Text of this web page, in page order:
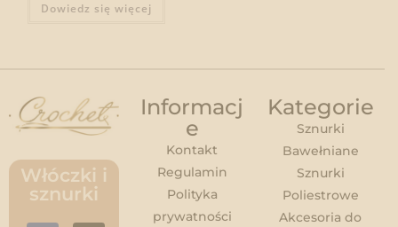
Dowiedz się więcej
Włóczki i
sznurki
Informacj
e
Kontakt
Regulamin
Polityka
prywatności
Kategorie
Sznurki
Bawełniane
Sznurki
Poliestrowe
Akcesoria do